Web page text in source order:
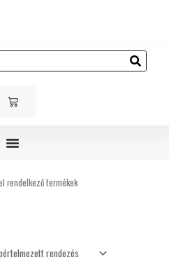
KOSÁR
rendelkező termékek